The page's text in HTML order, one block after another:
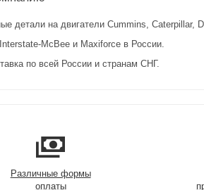
детали на двигатели Cummins, Caterpillar,
McBee и Maxiforce в России.
по всей России и странам СНГ.
Различные формы
оплаты